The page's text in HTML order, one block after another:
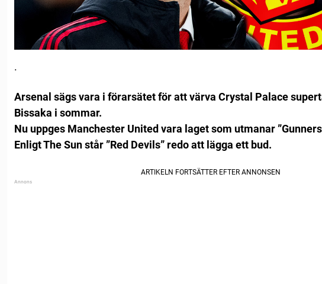
.
Arsenal sägs vara i förarsätet för att värva Crystal Palace
Bissaka i sommar.
Nu uppges Manchester United vara laget som utmanar
Enligt The Sun står ”Red Devils” redo att lägga ett bud.